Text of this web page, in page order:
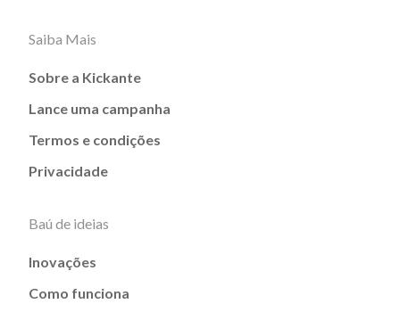
Saiba Mais
Sobre a Kickante
Lance uma campanha
Termos e condições
Privacidade
Baú de ideias
Inovações
Como funciona